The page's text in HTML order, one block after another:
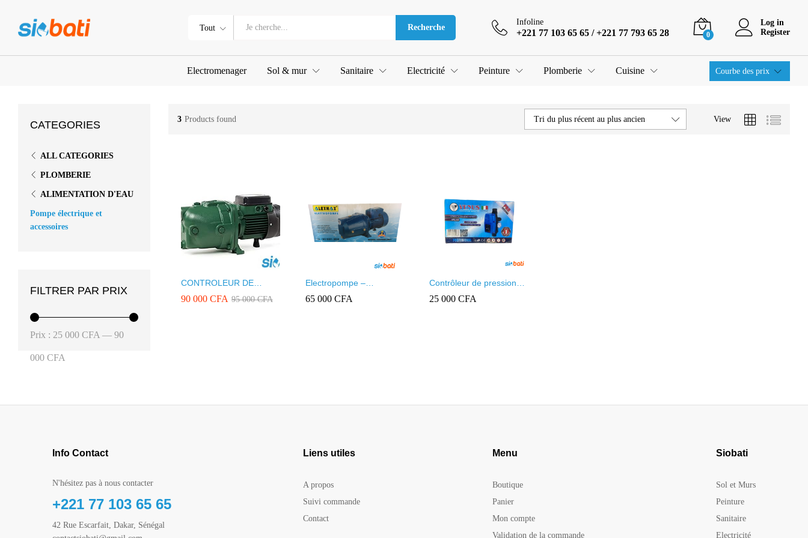
Tout Recherche
Infoline
+221 77 103 65 65 / +221 77 793 65 28 0
Log in
Register
Electromenager Sol & mur Sanitaire Electricité Peinture Plomberie Cuisine Courbe des prix
3 Products found View
Tri du plus récent au plus ancien
CONTROLEUR DE
PRESSION DAB JET 102
M GM
90 000 CFA 95 000CFA
90 000 CFA 95 000CFA
Electropompe –
surpresseur domestique
65 000 CFA
65 000 CFA
Contrôleur de pression
pompe à eau Venus
25 000CFA
25 000CFA
CATEGORIES
ALL CATEGORIES
PLOMBERIE
ALIMENTATION D'EAU
Pompe électrique et
accessoires
FILTRER PAR PRIX
Prix : 25 000 CFA — 90
000 CFA
Info Contact
N'hésitez pas à nous contacter
+221 77 103 65 65
42 Rue Escarfait, Dakar, Sénégal
Liens utiles
A propos
Suivi commande
Contact
Menu
Boutique
Panier
Mon compte
Validation de la commande
Siobati
Sol et Murs
Peinture
Sanitaire
Electricité